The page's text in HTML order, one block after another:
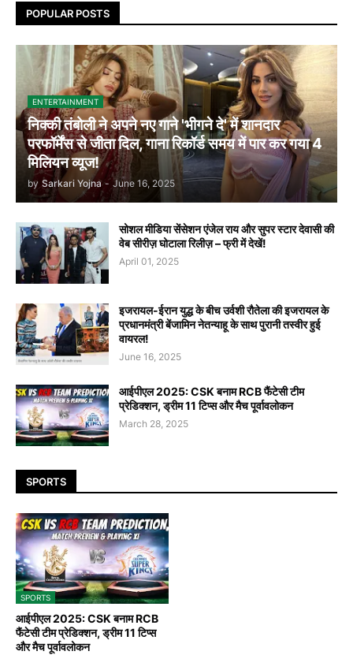
POPULAR POSTS
ENTERTAINMENT
निक्की तंबोली ने अपने नए गाने 'भीगने दे' में शानदार
परफॉर्मेंस से जीता दिल, गाना रिकॉर्ड समय में पार कर गया 4
मिलियन व्यूज!
by Sarkari Yojna - June 16, 2025
सोशल मीडिया सेंसेशन एंजेल राय और सुपर स्टार देवासी की
वेब सीरीज़ घोटाला रिलीज़ – फ्री में देखें!
April 01, 2025
इजरायल-ईरान युद्ध के बीच उर्वशी रौतेला की इजरायल के
प्रधानमंत्री बेंजामिन नेतन्याहू के साथ पुरानी तस्वीर हुई
वायरल!
June 16, 2025
आईपीएल 2025: CSK बनाम RCB फैंटेसी टीम
प्रेडिक्शन, ड्रीम 11 टिप्स और मैच पूर्वावलोकन
March 28, 2025
SPORTS
SPORTS
आईपीएल 2025: CSK बनाम RCB
फैंटेसी टीम प्रेडिक्शन, ड्रीम 11 टिप्स
और मैच पूर्वावलोकन